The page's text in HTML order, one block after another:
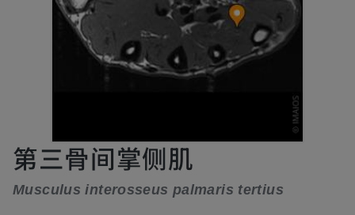
第三骨间掌侧肌
Musculus interosseus palmaris tertius